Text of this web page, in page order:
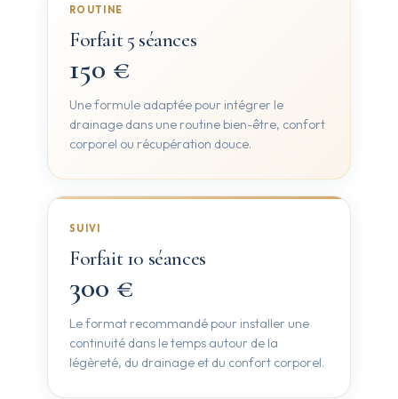
ROUTINE
Forfait 5 séances
150 €
Une formule adaptée pour intégrer le
drainage dans une routine bien-être, confort
corporel ou récupération douce.
SUIVI
Forfait 10 séances
300 €
Le format recommandé pour installer une
continuité dans le temps autour de la
légèreté, du drainage et du confort corporel.